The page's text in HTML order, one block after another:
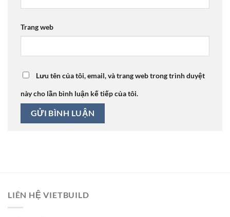
Trang web
Lưu tên của tôi, email, và trang web trong trình duyệt
này cho lần bình luận kế tiếp của tôi.
LIÊN HỆ VIETBUILD